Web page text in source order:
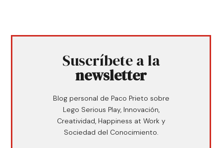
Suscríbete a la
newsletter
Blog personal de Paco Prieto sobre
Lego Serious Play, Innovación,
Creatividad, Happiness at Work y
Sociedad del Conocimiento.